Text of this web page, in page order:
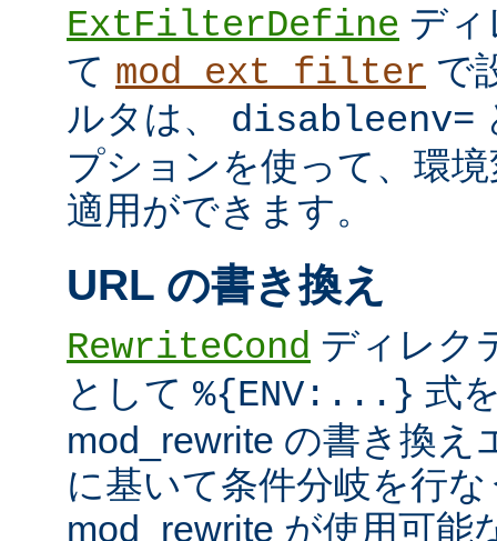
ExtFilterDefine デ
て mod_ext_filter で
ルタは、 disableenv=
プションを使って、環
適用ができます。
URL の書き換え
RewriteCond ディレク
として %{ENV:...} 式
mod_rewrite の書き換え
に基いて条件分岐を行
mod_rewrite が使用可能